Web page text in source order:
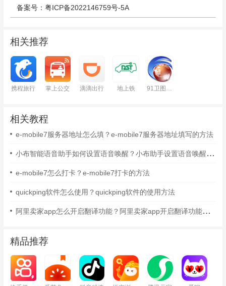
备案号：粤ICP备2022146759号-5A
相关推荐
携程旅行 掌上公交 滴滴出行 地上铁 91卫图助手
相关教程
e-mobile7服务器地址怎么填？e-mobile7服务器地址填写的方法
小布智能语音助手如何设置语音唤醒？小布助手设置语音唤醒的方法
e-mobile7怎么打卡？e-mobile7打卡的方法
quickping软件怎么使用？quickping软件的使用方法
阿里卖家app怎么开启翻译功能？阿里卖家app开启翻译功能的方法
精品推荐